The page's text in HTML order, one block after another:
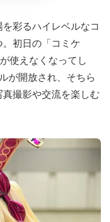
彩るハイレベルなコ
初日の「コミケ
使えなくなってし
が開放され、そちら
撮影や交流を楽しむ